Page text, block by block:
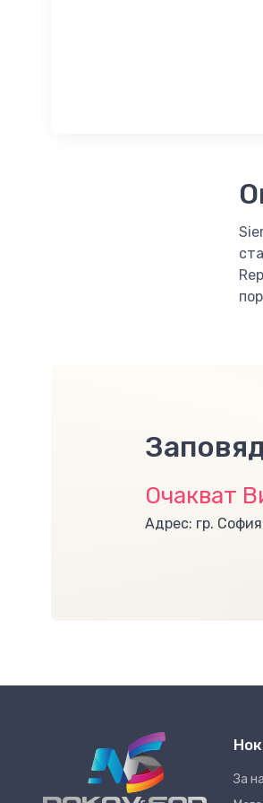
Очакват
Адрес: гр.
За